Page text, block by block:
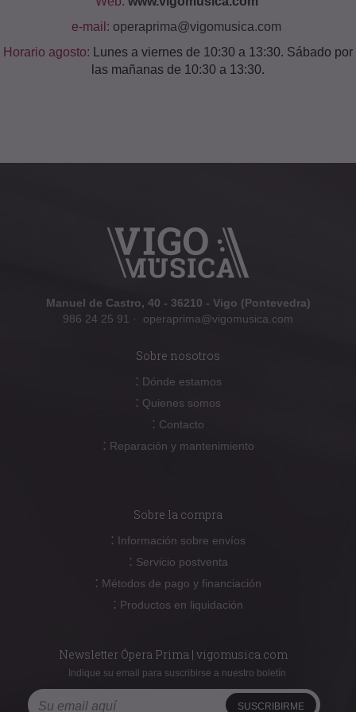
e-mail: operaprima@vigomusica.com
Horario agosto: Lunes a viernes de 10:30 a 13:30. Sábado por
las mañanas de 10:30 a 13:30.
Manuel de Castro, 40 - 36210 - Vigo (Pontevedra)
986 24 25 91 · operaprima@vigomusica.com
Sobre nosotros
: Dónde estamos
: Quienes somos
: Contacto
: Reparación y mantenimiento
Sobre la compra
: Información sobre envíos
: Servicio postventa
: Métodos de pago y financiación
: Productos en liquidación
Newsletter Ópera Prima | vigomusica.com
Indique su email para suscribirse a nuestro boletín